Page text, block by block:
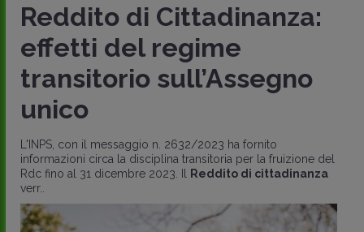
Reddito di Cittadinanza:
effetti del regime
transitorio sull’Assegno
unico
L'INPS, con il messaggio n. 2632/2023 ha fornito
informazioni circa la disciplina transitoria per la fruizione del
Rdc fino al 31 dicembre 2023. Il
Reddito di cittadinanza
verr..